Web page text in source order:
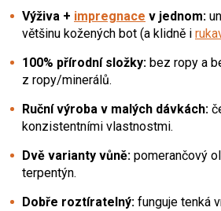
Výživa + impregnace v jednom:
většinu kožených bot (a klidně i
100% přírodní složky: bez ropy a
z ropy/minerálů.
Ruční výroba v malých dávkách:
konzistentními vlastnostmi.
Dvě varianty vůně: pomerančový
terpentýn.
Dobře roztíratelný: funguje tenká